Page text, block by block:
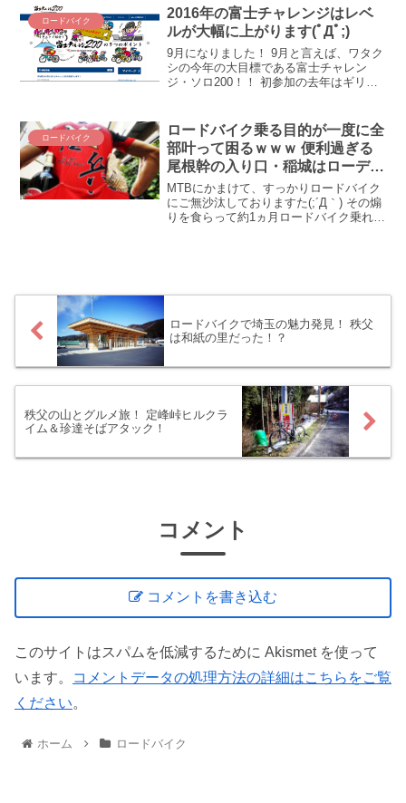
はそれ以上の強豪がひしめく、日本を代
表するヒルクライムレースで、我らがＶ
ＩＶＡ☆ＺＡＰＰＥＩがやってくれまし
た！ 2022年赤城山ヒルクライム・速報＆
表彰台レポートをお届けします！
ロードバイク
2016年の富士チャレンジはレベ
ルが大幅に上がります(ﾟДﾟ;)
9月になりました！ 9月と言えば、ワタク
シの今年の大目標である富士チャレン
ジ・ソロ200！！ 初参加の去年はギリギ
あれあれおやおや？？ 富士チャレンジ、
今年はブロンズ...
ロードバイク
ロードバイク乗る目的が一度に全
部叶って困るｗｗｗ 便利過ぎる
尾根幹の入り口・稲城はローディ
ーの楽園か(◎_◎;)
MTBにかまけて、すっかりロードバイク
にご無沙汰しておりますた(;´Д｀) その煽
りを食らって約1ヵ月ロードバイク乗れな
稲城で事足りてしまいました(´_ゝ｀)」な
お話です。
ロードバイクで埼玉の魅力発見！ 秩父
は和紙の里だった！？
秩父の山とグルメ旅！ 定峰峠ヒルクラ
イム＆珍達そばアタック！
コメント
コメントを書き込む
このサイトはスパムを低減するために Akismet を使って
います。
コメントデータの処理方法の詳細はこちらをご覧
ください。
ホーム ロードバイク